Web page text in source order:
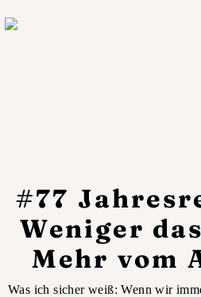
#77
Weniger
Mehr vom
Was ich sicher weiß: Wenn wir